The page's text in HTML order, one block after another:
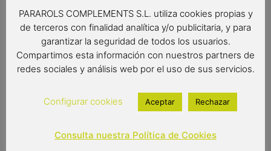
gatos, éste es tu paraguas!
Medidas:
Diámetro: 103 cm.
PARAROLS COMPLEMENTS S.L. utiliza cookies propias y
de terceros con finalidad analítica y/o publicitaria, y para
garantizar la seguridad de todos los usuarios.
Compartimos esta información con nuestros partners de
redes sociales y análisis web por el uso de sus servicios.
Configurar cookies Aceptar Rechazar
Consulta nuestra Política de Cookies